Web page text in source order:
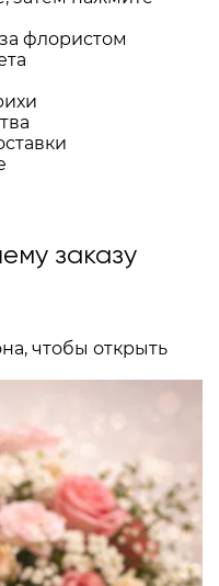
флористом
заказу
чтобы открыть